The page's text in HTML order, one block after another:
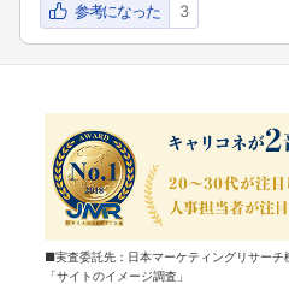
参考になった 3
■実査委託先：日本マーケティングリサー
「サイトのイメージ調査」